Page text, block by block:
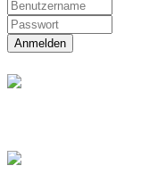
Anmelden